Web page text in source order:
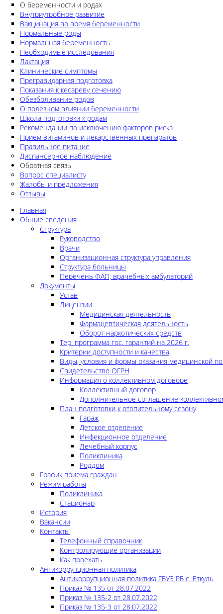
О беременности и родах
Внутриутробное развитие
Вакцинация во время беременности
Нормальные роды
Нормальная беременность
Необходимые исследования
Лактация
Клинические симптомы
Прегравидарная подготовка
Показания к кесареву сечению
Обезболивание родов
О полезном влиянии беременности
Школа подготовки к родам
Рекомендации по исключению факторов риска
Прием витаминов и лекарственных препаратов
Правильное питание
Диспансерное наблюдение
Обратная связь
Вопрос специалисту
Жалобы и предложения
Отзывы
Главная
Общие сведения
Структура
Руководство
Врачи
Организационная структура управления
Структура больницы
Перечень ФАП, врачебных амбулаторий
Документы
Устав
Лицензии
Медицинская деятельность
Фармацевтическая деятельность
Оборот наркотических средств
Тер. программа гос. гарантий на 2026 г.
Критерии доступности и качества
Виды, условия и формы оказания медицинской
Свидетельство ОГРН
Информация о коллективном договоре
Коллективный договор
Дополнительное соглашение
План подготовки к отопительному сезону
Гараж
Детское отделение
Инфекционное отделение
Лечебный корпус
Поликлиника
Роддом
График приема граждан
Режим работы
Поликлиника
Стационар
История
Вакансии
Контакты
Телефонный справочник
Контролирующие организации
Как проехать
Антикоррупционная политика
Антикоррупционная политика ГБУЗ РБ с. Еткуль
Приказ № 135 от 28.07.2022
Приказ № 135-2 от 28.07.2022
Приказ № 135-3 от 28.07.2022